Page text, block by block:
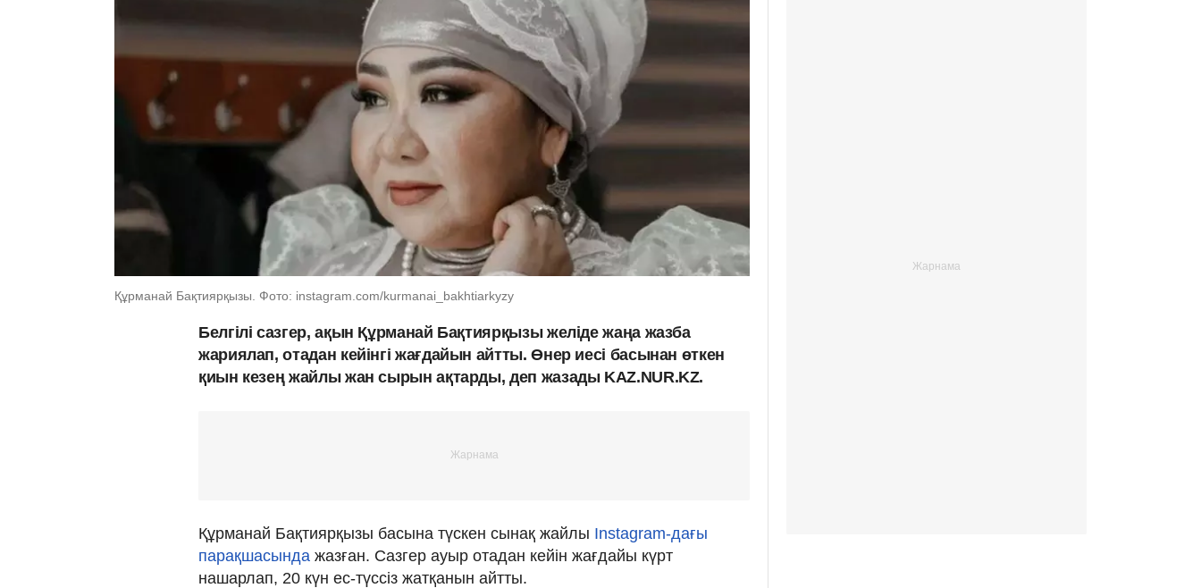
Құрманай Бақтиярқызы. Фото: instagram.com/kurmanai_bakhtiarkyzy
Белгілі сазгер, ақын Құрманай Бақтиярқызы желіде жаңа жазба
жариялап, отадан кейінгі жағдайын айтты. Өнер иесі басынан өткен
қиын кезең жайлы жан сырын ақтарды, деп жазады KAZ.NUR.KZ.
Құрманай Бақтиярқызы басына түскен сынақ жайлы Instagram-дағы
парақшасында жазған. Сазгер ауыр отадан кейін жағдайы күрт
нашарлап, 20 күн ес-түссіз жатқанын айтты.